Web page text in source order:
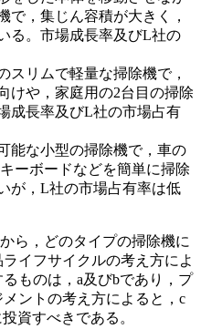
で，集じん容積が大きく，
る。市場成長率及びL社の
スリムで軽量な掃除機で，
けや，家庭用の2台目の掃除
成長率及びL社の市場占有
能な小型の掃除機で，車の
ーボードなどを簡単に掃除
が，L社の市場占有率は低
ら，どのタイプの掃除機に
イフサイクルの考え方によ
ものは， a及びbであり，プ
ントの考え方によると， c
投資すべきである。